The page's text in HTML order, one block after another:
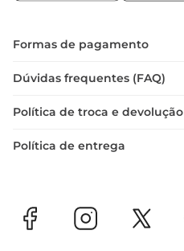
Formas de pagamento
Dúvidas frequentes (FAQ)
Política de troca e devolução
Política de entrega